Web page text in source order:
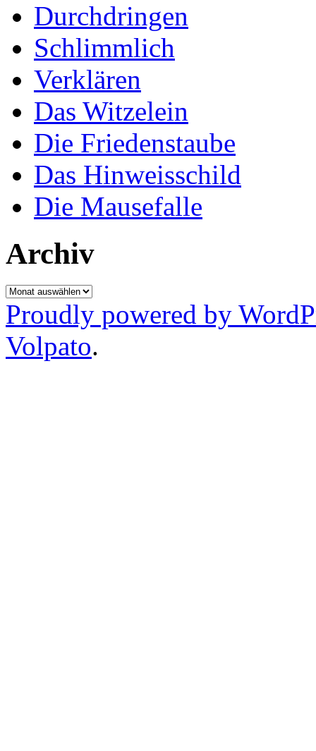
Durchdringen
Schlimmlich
Verklären
Das Witzelein
Die Friedenstaube
Das Hinweisschild
Die Mausefalle
Archiv
Archiv
Proudly powered by
Volpato.